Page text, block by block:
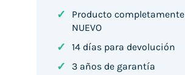
✓
Producto completamente
NUEVO
✓ 14 días para devolución
✓ 3 años de garantía